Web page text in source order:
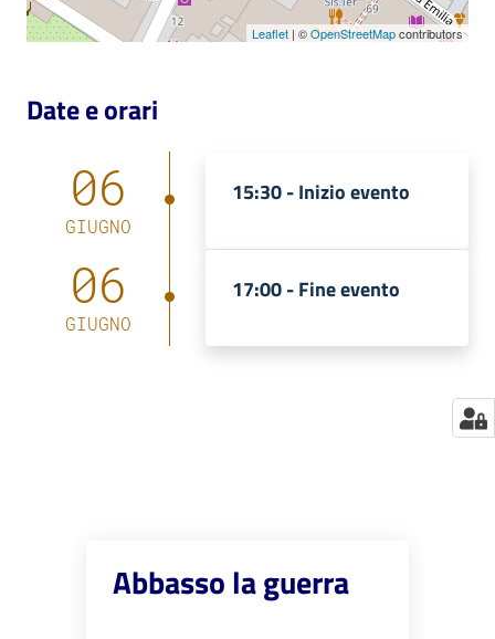
Chiedi al
bibliotecario
Avvisi
Leaflet | ©OpenStreetMapcontributors
Date e orari
06
GIUGNO
15:30 -Inizio evento
06
GIUGNO
17:00 -Fine evento
Abbasso la guerra